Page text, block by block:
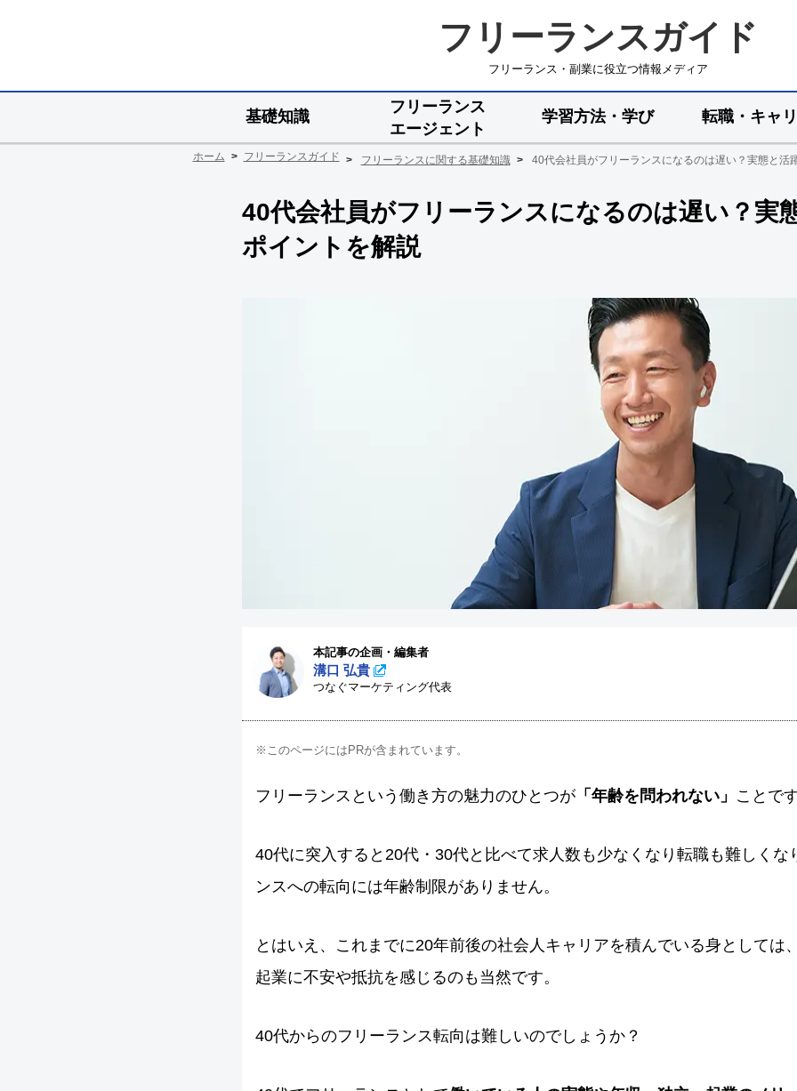
フリーランスガイド
フリーランス・副業に役立つ情報メディア
基礎知識
フリーランス
エージェント
学習方法・学び 転職・キャ
ホーム フリーランスガイド フリーランスに関する基礎知識 40代会社員がフリーランスになるのは遅い？実態と活
40代会社員がフリーランスになるのは遅い？実
ポイントを解説
本記事の企画・編集者
溝口 弘貴
つなぐマーケティング代表
※このページにはPRが含まれています。
フリーランスという働き方の魅力のひとつが 「年齢を問われない」 ことで
40代に突入すると20代・30代と比べて求人数も少なくなり転職も難しくな
ンスへの転向には年齢制限がありません。
とはいえ、これまでに20年前後の社会人キャリアを積んでいる身としては
起業に不安や抵抗を感じるのも当然です。
40代からのフリーランス転向は難しいのでしょうか？